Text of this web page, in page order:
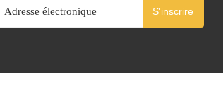
S'inscrire